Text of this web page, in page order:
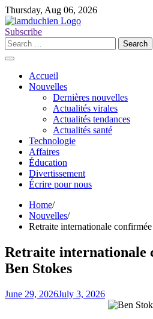
Skip
to
content
Thursday, Aug 06, 2026
Subscribe
Search
for:
Accueil
Nouvelles
Dernières nouvelles
Actualités virales
Actualités tendances
Actualités santé
Technologie
Affaires
Éducation
Divertissement
Écrire pour nous
Home
Nouvelles
Retraite internationale
Retraite internationale
Ben Stokes
June 29, 2026July 3, 2026